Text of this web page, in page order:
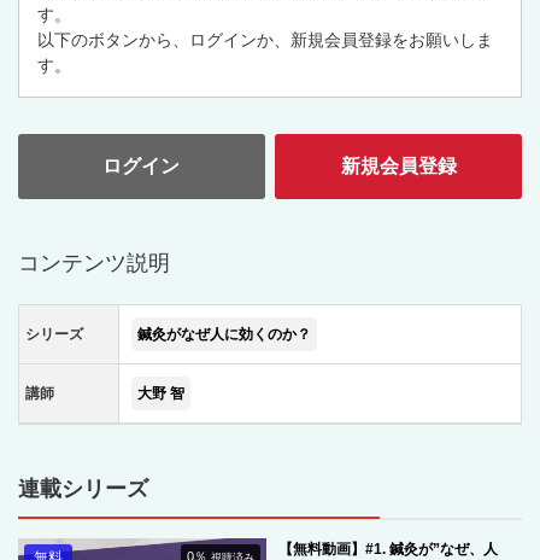
す。
以下のボタンから、ログインか、新規会員登録をお願いしま
す。
ログイン 新規会員登録
コンテンツ説明
シリーズ 鍼灸がなぜ人に効くのか？
講師 大野 智
連載シリーズ
0％視聴済み
【無料動画】#1. 鍼灸が”なぜ、人